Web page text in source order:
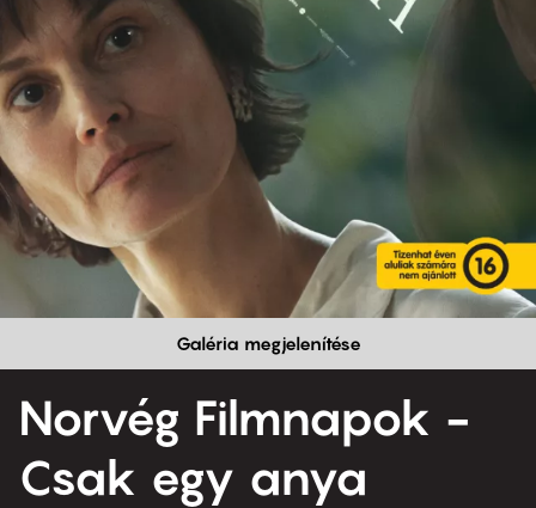
Galéria megjelenítése
Norvég Filmnapok -
Csak egy anya